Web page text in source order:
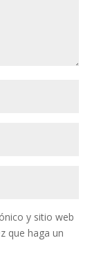
y sitio web
que haga un